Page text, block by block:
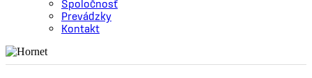
Spoločnosť
Prevádzky
Kontakt